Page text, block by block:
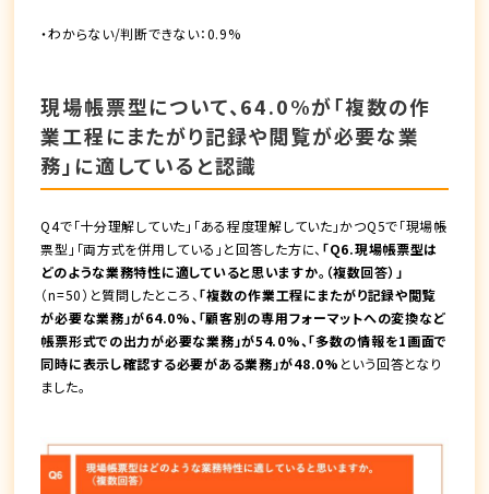
・わからない/判断できない：0.9%
現場帳票型について、64.0%が「複数の作
業工程にまたがり記録や閲覧が必要な業
務」に適していると認識
Q4で「十分理解していた」「ある程度理解していた」かつQ5で「現場帳
票型」「両方式を併用している」と回答した方に、 「Q6.現場帳票型は
どのような業務特性に適していると思いますか。（複数回答）」
（n=50）と質問したところ、 「複数の作業工程にまたがり記録や閲覧
が必要な業務」が64.0%、「顧客別の専用フォーマットへの変換など
帳票形式での出力が必要な業務」が54.0%、「多数の情報を1画面で
同時に表示し確認する必要がある業務」が48.0% という回答となり
ました。